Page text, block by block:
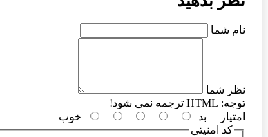
نام شما
نظر شما
توجه:
امتیاز
بد
خوب
کد امنیتی